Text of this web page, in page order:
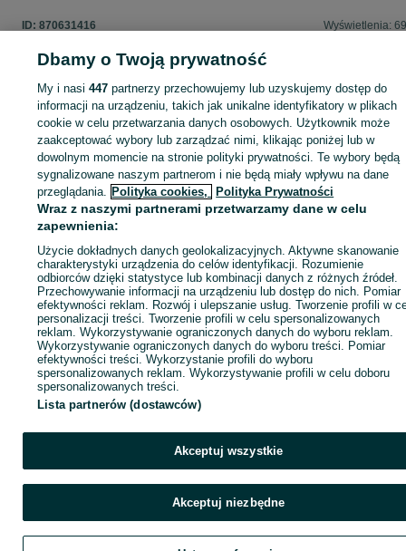
ID: 870631416 Wyświetlenia:
Zaloguj się lub załóż konto na OLX, aby skontaktować się z
sprzedającym
Zaloguj się / Załóż konto
Dbamy o Twoją prywatność
My i nasi447 partnerzy przechowujemy lub uzyskujemy dostęp do
informacji na urządzeniu, takich jak unikalne identyfikatory w plikach
cookie w celu przetwarzania danych osobowych. Użytkownik może
zaakceptować wybory lub zarządzać nimi, klikając poniżej lub w
dowolnym momencie na stronie polityki prywatności. Te wybory będą
sygnalizowane naszym partnerom i nie będą miały wpływu na dane
przeglądania. Polityka cookies, Polityka Prywatności
Wraz z naszymi partnerami przetwarzamy dane w celu
zapewnienia:
Użycie dokładnych danych geolokalizacyjnych. Aktywne skanowanie
charakterystyki urządzenia do celów identyfikacji. Rozumienie
odbiorców dzięki statystyce lub kombinacji danych z różnych źródeł.
Przechowywanie informacji na urządzeniu lub dostęp do nich. Pomiar
efektywności reklam. Rozwój i ulepszanie usług. Tworzenie profili w
personalizacji treści. Tworzenie profili w celu spersonalizowanych
reklam. Wykorzystywanie ograniczonych danych do wyboru reklam.
Wykorzystywanie ograniczonych danych do wyboru treści. Pomiar
efektywności treści. Wykorzystanie profili do wyboru
spersonalizowanych reklam. Wykorzystywanie profili w celu doboru
spersonalizowanych treści.
Lista partnerów (dostawców)
Akceptuj wszystkie
Akceptuj niezbędne